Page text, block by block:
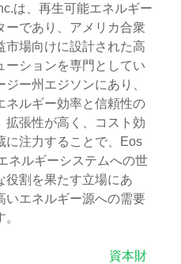
は、再生可能エネルギー
ーであり、アメリカ合衆
市場向けに設計された高
ーションを専門としてい
ー州エジソンにあり、
ネルギー効率と信頼性の
拡張性が高く、コスト効
に注力することで、Eos
ネルギーシステムへの世
役割を果たす立場にあ
いエネルギー源への需要
資本財